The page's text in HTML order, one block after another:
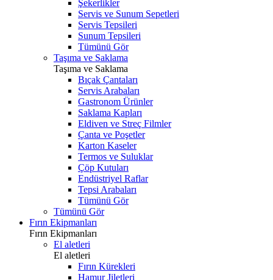
Şekerlikler
Servis ve Sunum Sepetleri
Servis Tepsileri
Sunum Tepsileri
Tümünü Gör
Taşıma ve Saklama
Taşıma ve Saklama
Bıçak Çantaları
Servis Arabaları
Gastronom Ürünler
Saklama Kapları
Eldiven ve Streç Filmler
Çanta ve Poşetler
Karton Kaseler
Termos ve Suluklar
Çöp Kutuları
Endüstriyel Raflar
Tepsi Arabaları
Tümünü Gör
Tümünü Gör
Fırın Ekipmanları
Fırın Ekipmanları
El aletleri
El aletleri
Fırın Kürekleri
Hamur Jiletleri